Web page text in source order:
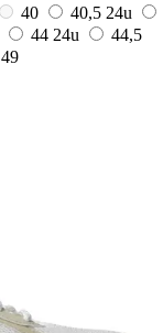
40 40,5 24u
44 24u
44,5
49